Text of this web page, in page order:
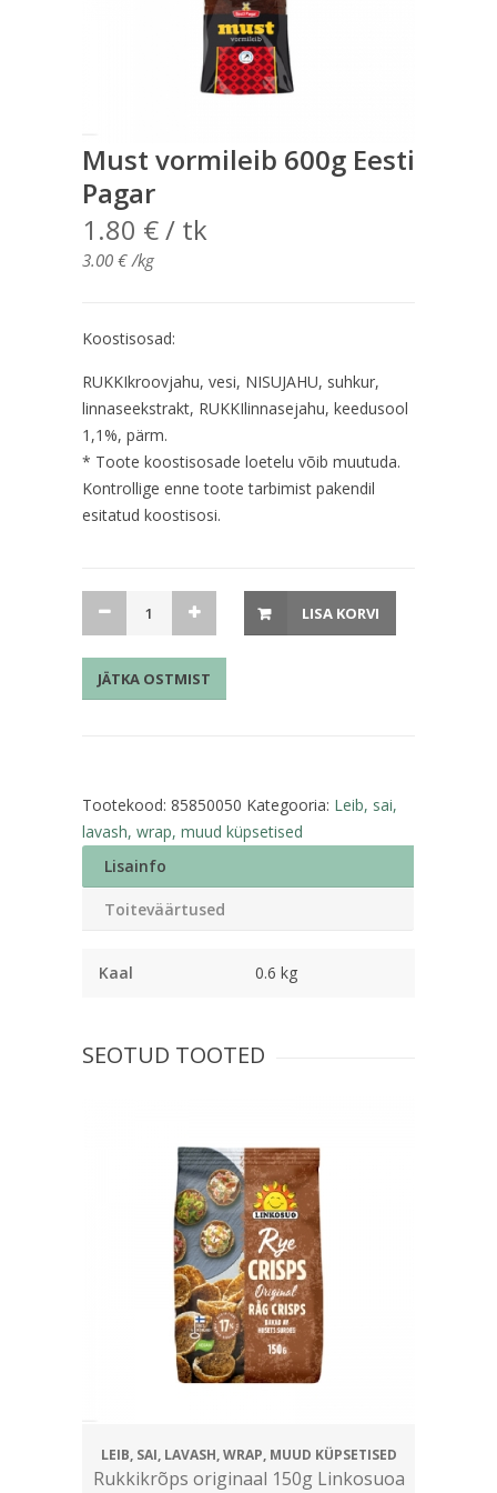
Must vormileib 600g Eesti
Pagar
1.80 €/ tk
3.00€ /kg
Koostisosad:
RUKKIkroovjahu, vesi, NISUJAHU, suhkur,
linnaseekstrakt, RUKKIlinnasejahu, keedusool
1,1%, pärm.
* Toote koostisosade loetelu võib muutuda.
Kontrollige enne toote tarbimist pakendil
esitatud koostisosi.
600g
Eesti
LISA KORVI
JÄTKA OSTMIST
Tootekood: 85850050 Kategooria: Leib, sai,
lavash, wrap, muud küpsetised
Lisainfo
Toiteväärtused
Kaal 0.6 kg
SEOTUD TOOTED
LEIB, SAI, LAVASH, WRAP, MUUD KÜPSETISED
Rukkikrõps originaal 150g Linkosuoa